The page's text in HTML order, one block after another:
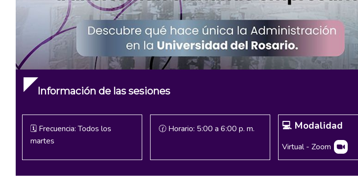
Información de las sesiones
🗓️ Frecuencia: Todos los
martes
🕜 Horario: 5:00 a 6:00 p. m. 💻 Modalidad
Virtual - Zoom